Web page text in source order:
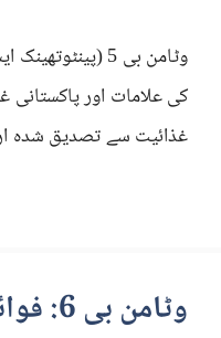
وٹامن بی 5
کی علامات اور
غذائیت سے تصدیق شدہ
وٹامن بی 6: فوائد، مقدار اور احتیاط